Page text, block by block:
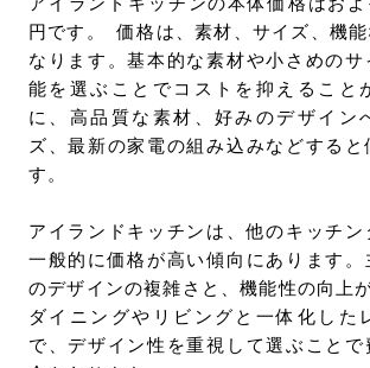
アイランドキッチンの本体価格はお
円です。 価格は、素材、サイズ、機
なります。基本的な素材や小さめの
能を選ぶことでコストを抑えること
に、高品質な素材、好みのデザイン
ズ、最新の家電の組み込みなどすると
す。
アイランドキッチンは、他のキッチン
一般的に価格が高い傾向にあります。
のデザインの複雑さと、機能性の向上
ダイニングやリビングと一体化した
で、デザイン性を重視して選ぶこと